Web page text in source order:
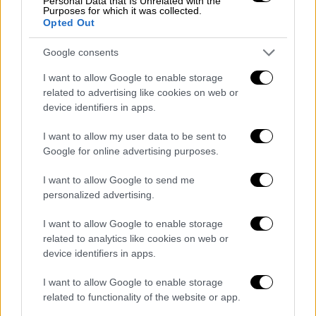
Purposes for which it was collected.
Opted Out
Google consents
I want to allow Google to enable storage
related to advertising like cookies on web or
device identifiers in apps.
I want to allow my user data to be sent to
Google for online advertising purposes.
I want to allow Google to send me
personalized advertising.
I want to allow Google to enable storage
related to analytics like cookies on web or
device identifiers in apps.
I want to allow Google to enable storage
related to functionality of the website or app.
ταυτόχρονη πολιτική πρίση αυτή την
περίοδο στη γειτονική χώρα, δυο
παράγοντες που δεν ευνοούν για
πολυήμερες ή και ολογοήμερες διακοπές
ακόμα και από κατοίκους των
Μικρασιατικών παραλίων και της
«Σημαντική η έναρξη της τουριστικής
περιόδου οικονομικά»
Ο πρόεδρος της Ένωσης Τουριστικών και
Ταξιδιωτικών Πρακτόρων Λέσβου,
Παναγιώτης Χατζηκυριάκος, μιλώντας και
αυτός στο ΑΠΕ ΜΠΕ υποστήριξε ότι «η
έναρξη της τουριστικής περιόδου με την
άφιξη των Τούρκων τουριστών είναι